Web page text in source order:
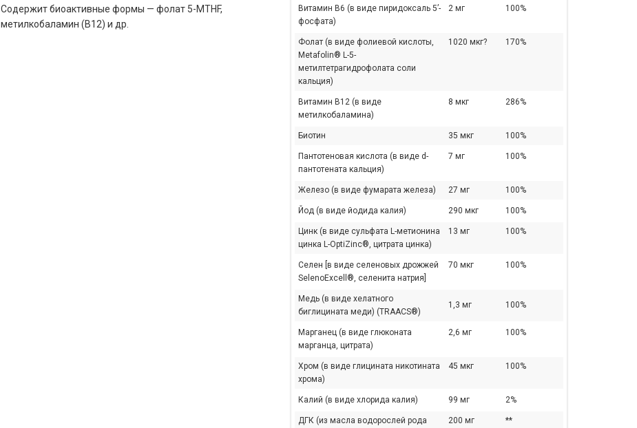
Витамин В6 (в виде пиридоксаль 5’-
фосфата)
2 мг 100%
Фолат (в виде фолиевой кислоты,
Metafolin® L-5-
метилтетрагидрофолата соли
кальция)
1020 мкг? 170%
Витамин B12 (в виде
метилкобаламина)
8 мкг 286%
Биотин 35 мкг 100%
Пантотеновая кислота (в виде d-
пантотената кальция)
7 мг 100%
Железо (в виде фумарата железа) 27 мг 100%
Йод (в виде йодида калия) 290 мкг 100%
Цинк (в виде сульфата L-метионина
цинка L-OptiZinc®, цитрата цинка)
13 мг 100%
Селен [в виде селеновых дрожжей
SelenoExcell®, селенита натрия]
70 мкг 100%
Медь (в виде хелатного
биглицината меди) (TRAACS®)
1,3 мг 100%
Марганец (в виде глюконата
марганца, цитрата)
2,6 мг 100%
Хром (в виде глицината никотината
хрома)
45 мкг 100%
Калий (в виде хлорида калия) 99 мг 2%
ДГК (из масла водорослей рода
200 мг **
Содержит биоактивные формы — фолат 5-MTHF,
метилкобаламин (B12) и др.